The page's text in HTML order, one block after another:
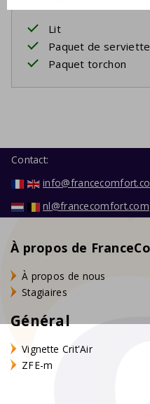
Lit
Paquet de
Paquet torchon
Contact:
nl@francecomfort.com
À propos de
À propos de nous
Stagiaires
Général
Vignette Crit'Air
ZFE-m